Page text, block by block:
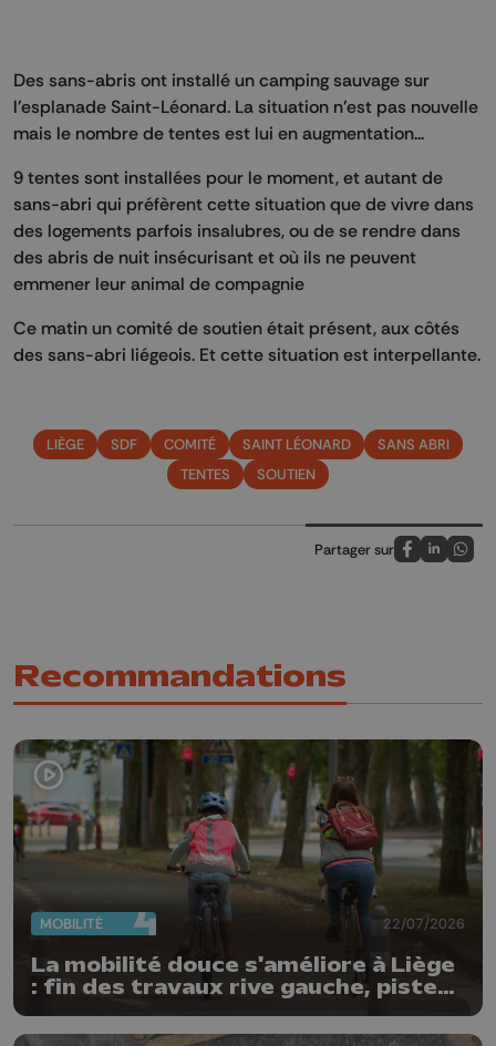
Des sans-abris ont installé un camping sauvage sur
l'esplanade Saint-Léonard. La situation n'est pas nouvelle
mais le nombre de tentes est lui en augmentation...
9 tentes sont installées pour le moment, et autant de
sans-abri qui préfèrent cette situation que de vivre dans
des logements parfois insalubres, ou de se rendre dans
des abris de nuit insécurisant et où ils ne peuvent
emmener leur animal de compagnie
Ce matin un comité de soutien était présent, aux côtés
des sans-abri liégeois. Et cette situation est interpellante.
LIÈGE SDF COMITÉ SAINT LÉONARD
SANS ABRI
TENTES
SOUTIEN
Partager sur
Partagez sur
Partagez
Recommandations
MOBILITÉ 22/07/2026
La mobilité douce s'améliore à Liège
: fin des travaux rive gauche, pistes
Guillemins...